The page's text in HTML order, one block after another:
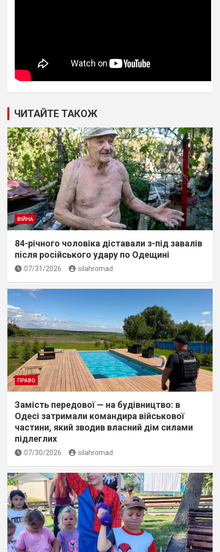
ЧИТАЙТЕ ТАКОЖ
ВІЙНА
84-річного чоловіка діставали з-під завалів
пiсля росiйського удару по Одещині
07/31/2026 silahromad
ПРАВО
Замість передової — на будівництво: в
Одесі затримали командира військової
частини, який зводив власний дім силами
підлеглих
07/30/2026 silahromad